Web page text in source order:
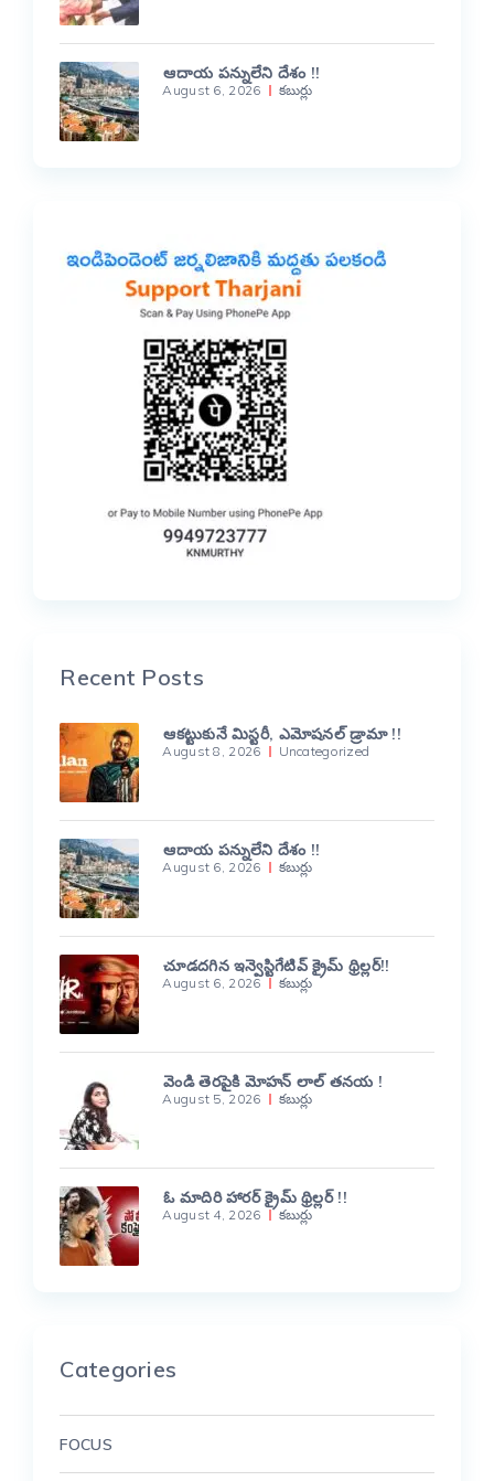
ఆదాయ పన్నులేని దేశం !!
August 6, 2026 కబుర్లు
Recent Posts
ఆకట్టుకునే మిస్టరీ, ఎమోషనల్ డ్రామా !!
August 8, 2026 Uncategorized
ఆదాయ పన్నులేని దేశం !!
August 6, 2026 కబుర్లు
చూడదగిన ఇన్వెస్టిగేటివ్ క్రైమ్ థ్రిల్లర్!!
August 6, 2026 కబుర్లు
వెండి తెరపైకి మోహన్ లాల్ తనయ !
August 5, 2026 కబుర్లు
ఓ మాదిరి హారర్ క్రైమ్ థ్రిల్లర్ !!
August 4, 2026 కబుర్లు
Categories
FOCUS